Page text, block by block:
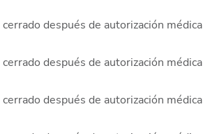
después de autorización médica
después de autorización médica
después de autorización médica